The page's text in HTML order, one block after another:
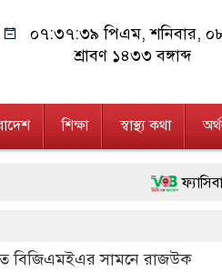
০৭:৩৭:৪০ পিএম, শনিবার,
শ্রাবণ ১৪৩৩ বঙ্গাব্দ
শিক্ষা স্বাস্থ্য কথা
ফ্যাসিবাদবিরোধী
জনগণ পরিবর্তন
বিজিএমইএর সামনে রাজউক